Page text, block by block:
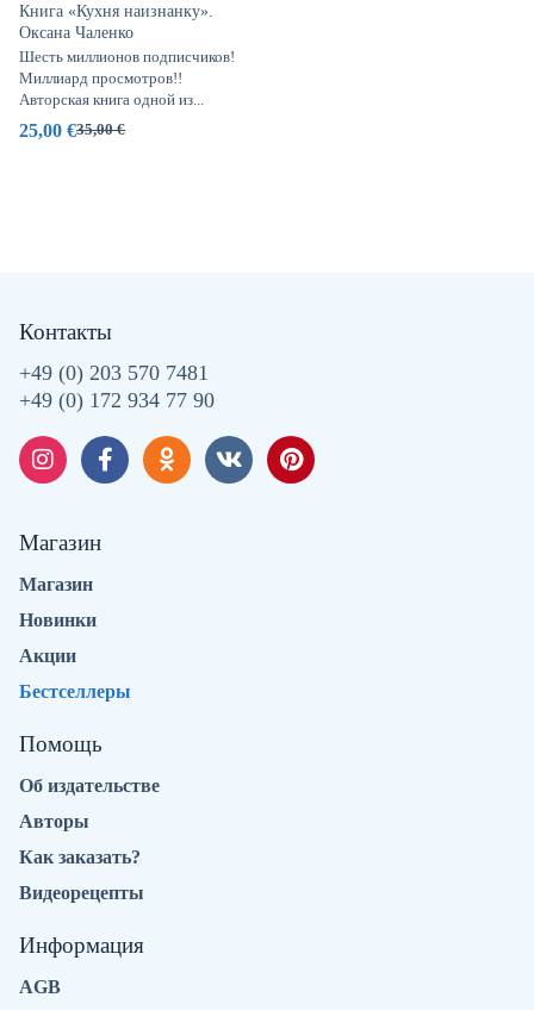
Книга «Кухня наизнанку».
Оксана Чаленко
35,00€
25,00 €
Шесть миллионов подписчиков!
Миллиард просмотров!!
Авторская книга одной из...
Контакты
+49 (0) 203 570 7481
+49 (0) 172 934 77 90
Магазин
Магазин
Новинки
Акции
Бестселлеры
Помощь
Об издательстве
Авторы
Как заказать?
Видеорецепты
Информация
AGB